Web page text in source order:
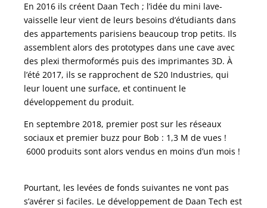
En 2016 ils créent Daan Tech ; l’idée du mini lave-
vaisselle leur vient de leurs besoins d’étudiants dans
des appartements parisiens beaucoup trop petits. Ils
assemblent alors des prototypes dans une cave avec
des plexi thermoformés puis des imprimantes 3D. À
l’été 2017, ils se rapprochent de S20 Industries, qui
leur louent une surface, et continuent le
développement du produit.
En septembre 2018, premier post sur les réseaux
sociaux et premier buzz pour Bob : 1,3 M de vues !
6000 produits sont alors vendus en moins d’un mois !
Pourtant, les levées de fonds suivantes ne vont pas
s’avérer si faciles. Le développement de Daan Tech est